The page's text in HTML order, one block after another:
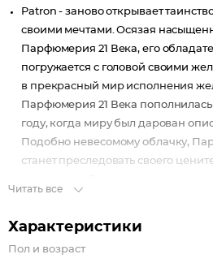
Patron - заново открывает
своими мечтами. Осязая
Парфюмерия 21 Века, его
погружается с головой своими
в прекрасный мир исполнения
Парфюмерия 21 Века
году, когда миру был дарован
Подобно невесомому облачку,
станет преследовать своего
ноты, пачули и бобы тонка
данных духов.
Читать все
Характеристики
Пол и возраст